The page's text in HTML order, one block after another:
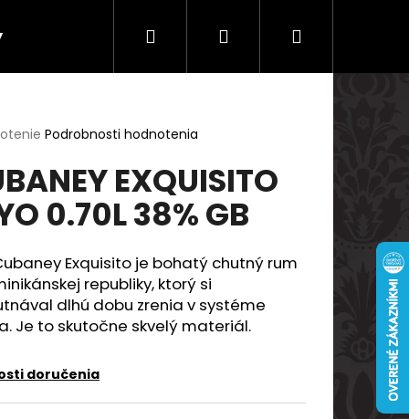
Doprava a platbyHľadať PrihlásenieNákupný
Podrobnosti hodnotenia
EXQUISITO
0.70L 38% GB
Exquisito je bohatý chutný rum
republiky, ktorý si
dlhú dobu zrenia v systéme
Je to skutočne skvelý materiál.
doručenia